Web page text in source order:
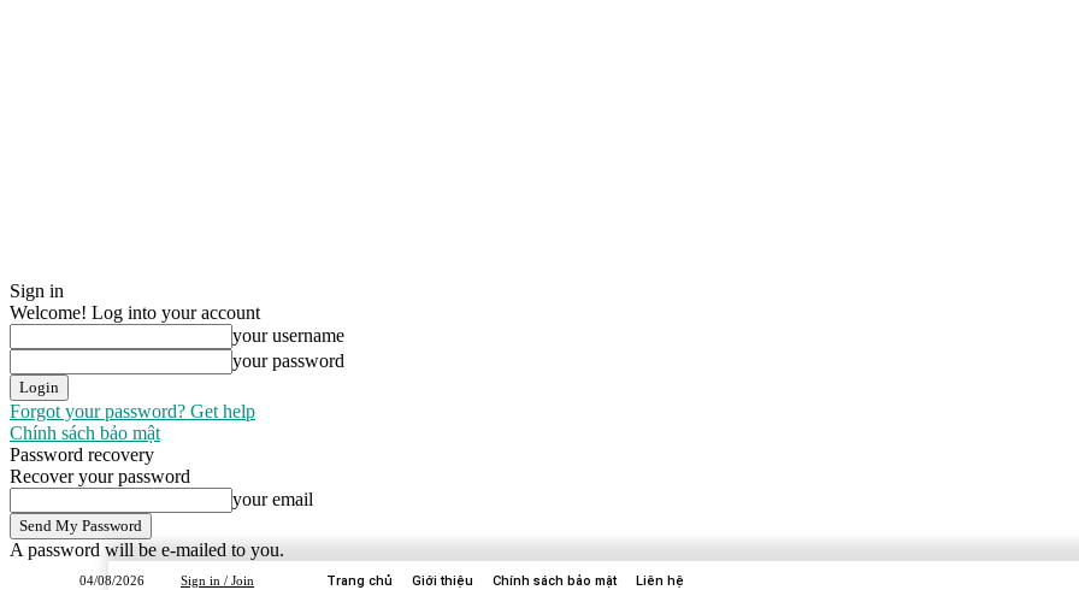
Sign in
Welcome! Log into your account
your username
your password
Forgot your password? Get help
Chính sách bảo mật
Password recovery
Recover your password
your email
A password will be e-mailed to you.
04/08/2026 Sign in / Join Trang chủ Giới thiệu Chính sách bảo mật Liên hệ